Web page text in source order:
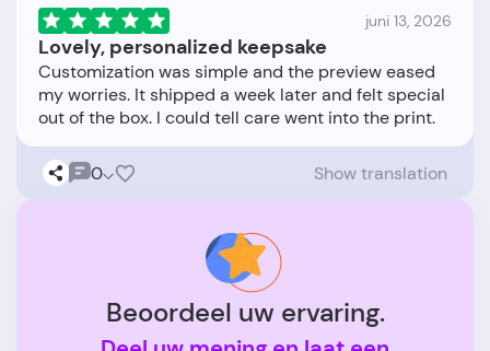
juni 13, 2026
Lovely, personalized keepsake
Customization was simple and the preview eased
my worries. It shipped a week later and felt special
0 Show translation
Beoordeel uw ervaring.